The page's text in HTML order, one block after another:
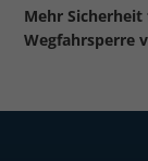
Mehr
Wegfahrsperre